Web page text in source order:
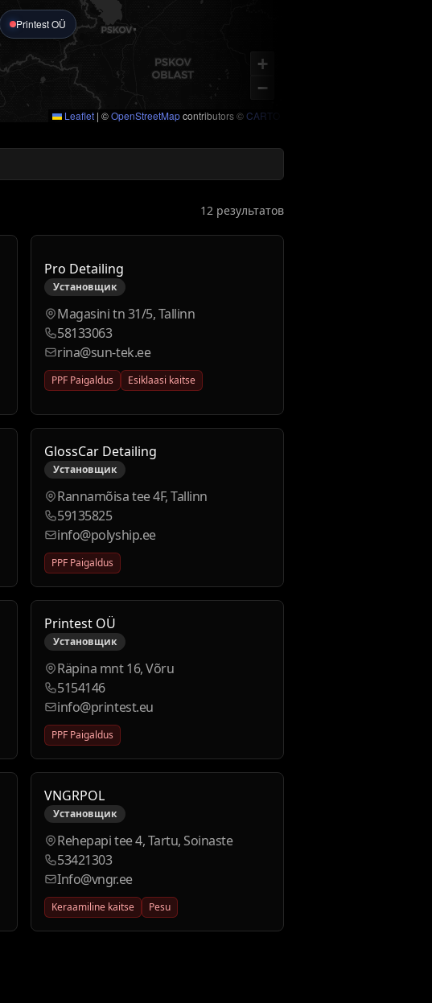
Printest OÜ
+
−
Leaflet | ©OpenStreetMapcontributors ©CARTO
12 результатов
Pro Detailing
Установщик
Magasini tn 31/5, Tallinn
58133063
rina@sun-tek.ee
PPF Paigaldus Esiklaasi kaitse
GlossCar Detailing
Установщик
Rannamõisa tee 4F, Tallinn
59135825
info@polyship.ee
PPF Paigaldus
Printest OÜ
Установщик
Räpina mnt 16, Võru
5154146
info@printest.eu
PPF Paigaldus
VNGRPOL
Установщик
Rehepapi tee 4, Tartu, Soinaste
53421303
Info@vngr.ee
Keraamiline kaitse Pesu